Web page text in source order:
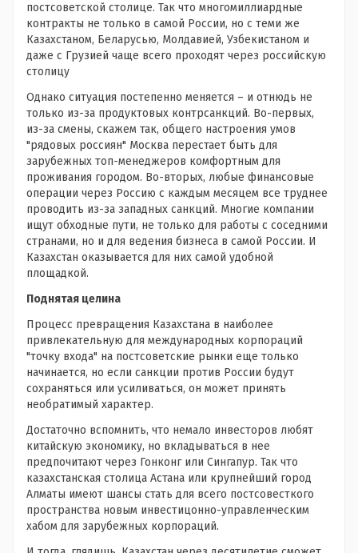
постсоветской столице. Так что многомиллиардные
контракты не только в самой России, но с теми же
Казахстаном, Беларусью, Молдавией, Узбекистаном и
даже с Грузией чаще всего проходят через российскую
столицу
Однако ситуация постепенно меняется – и отнюдь не
только из-за продуктовых контрсанкций. Во-первых,
из-за смены, скажем так, общего настроения умов
"рядовых россиян" Москва перестает быть для
зарубежных топ-менеджеров комфортным для
проживания городом. Во-вторых, любые финансовые
операции через Россию с каждым месяцем все труднее
проводить из-за западных санкций. Многие компании
ищут обходные пути, не только для работы с соседними
странами, но и для ведения бизнеса в самой России. И
Казахстан оказывается для них самой удобной
площадкой.
Поднятая целина
Процесс превращения Казахстана в наиболее
привлекательную для международных корпораций
"точку входа" на постсоветские рынки еще только
начинается, но если санкции против России будут
сохраняться или усиливаться, он может принять
необратимый характер.
Достаточно вспомнить, что немало инвесторов любят
китайскую экономику, но вкладываться в нее
предпочитают через Гонконг или Сингапур. Так что
казахстанская столица Астана или крупнейший город
Алматы имеют шансы стать для всего постсовесткого
пространства новым инвестицонно-управленческим
хабом для зарубежных корпораций.